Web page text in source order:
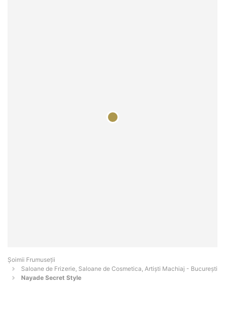
Șoimii Frumuseții
Saloane de Frizerie, Saloane de Cosmetica, Artiști Machiaj - Bucureşti
Nayade Secret Style